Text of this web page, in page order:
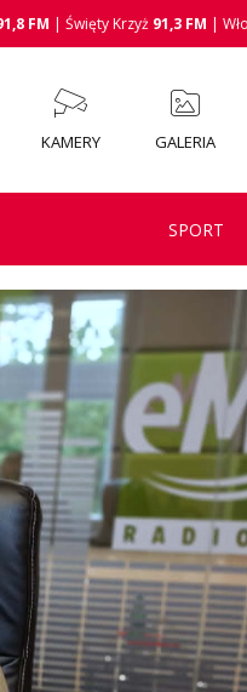
FM | Święty Krzyż 91,3 FM |
KAMERY GALERIA
SPORT